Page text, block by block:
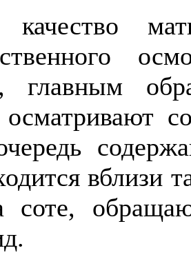
качество
главным
осматривают
вблизи
соте,